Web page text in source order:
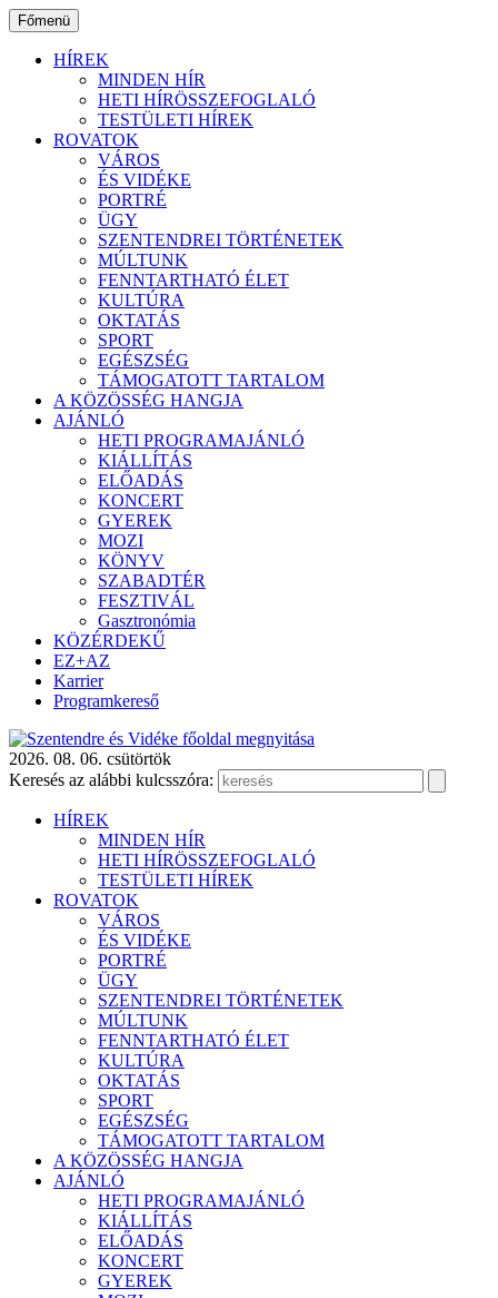
Ugrás
a
tartalomhoz
Főmenü
HÍREK
MINDEN HÍR
HETI HÍRÖSSZEFOGLALÓ
TESTÜLETI HÍREK
ROVATOK
VÁROS
ÉS VIDÉKE
PORTRÉ
ÜGY
SZENTENDREI TÖRTÉNETEK
MÚLTUNK
FENNTARTHATÓ ÉLET
KULTÚRA
OKTATÁS
SPORT
EGÉSZSÉG
TÁMOGATOTT TARTALOM
A KÖZÖSSÉG HANGJA
AJÁNLÓ
HETI PROGRAMAJÁNLÓ
KIÁLLÍTÁS
ELŐADÁS
KONCERT
GYEREK
MOZI
KÖNYV
SZABADTÉR
FESZTIVÁL
Gasztronómia
KÖZÉRDEKŰ
EZ+AZ
Karrier
Programkereső
2026. 08. 06. csütörtök
Keresés az alábbi kulcsszóra:
HÍREK
MINDEN HÍR
HETI HÍRÖSSZEFOGLALÓ
TESTÜLETI HÍREK
ROVATOK
VÁROS
ÉS VIDÉKE
PORTRÉ
ÜGY
SZENTENDREI TÖRTÉNETEK
MÚLTUNK
FENNTARTHATÓ ÉLET
KULTÚRA
OKTATÁS
SPORT
EGÉSZSÉG
TÁMOGATOTT TARTALOM
A KÖZÖSSÉG HANGJA
AJÁNLÓ
HETI PROGRAMAJÁNLÓ
KIÁLLÍTÁS
ELŐADÁS
KONCERT
GYEREK